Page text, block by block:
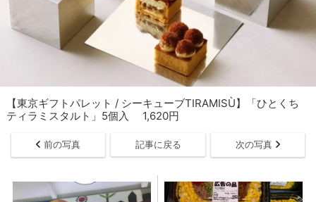
【東京ギフトパレット / シーキューブTIRAMISÙ】「ひとくち
ティラミスタルト」5個入 1,620円
前の写真 記事に戻る 次の写真